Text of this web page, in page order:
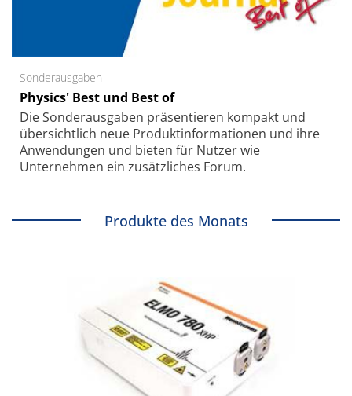
Sonderausgaben
Physics' Best und Best of
Die Sonder­ausgaben präsentieren kompakt und
übersichtlich neue Produkt­informationen und ihre
Anwendungen und bieten für Nutzer wie
Unternehmen ein zusätzliches Forum.
Produkte des Monats